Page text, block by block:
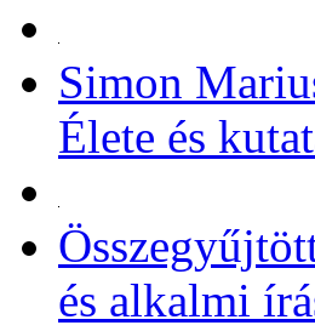
Simon
Élete és
és alkalmi